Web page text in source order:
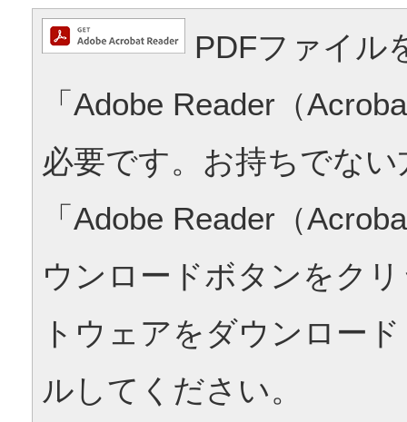
PDFファイル
「Adobe Reader（
必要です。お持ちでな
「Adobe Reader（
ウンロードボタンをク
トウェアをダウンロー
ルしてください。